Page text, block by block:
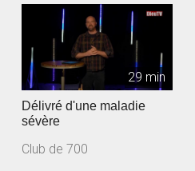
29 min
Délivré d'une maladie
sévère
Club de 700